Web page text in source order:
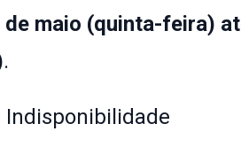
maio (quinta-feira)
.
Indisponibilidade